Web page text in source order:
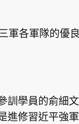
各軍隊的優
學員的俞細文
進修習近平強